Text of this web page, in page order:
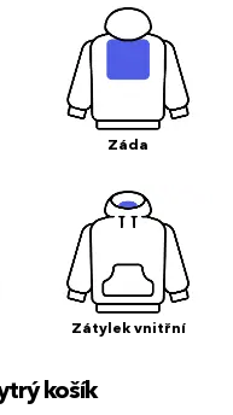
Záda
Zátylek vnitřní
košík